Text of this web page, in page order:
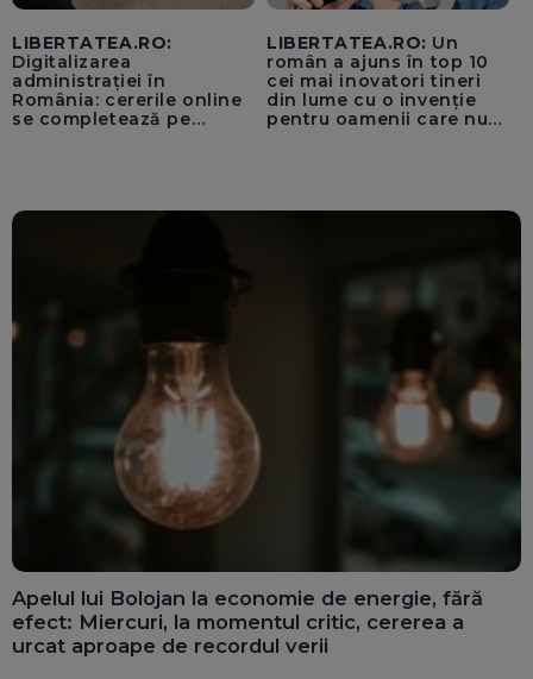
LIBERTATEA.RO:
Digitalizarea
administrației în
România: cererile online
se completează pe
LIBERTATEA.RO: Un
român a ajuns în top 10
cei mai inovatori tineri
din lume cu o invenție
pentru oamenii care nu
Apelul lui Bolojan la economie de energie, fără
efect: Miercuri, la momentul critic, cererea a
urcat aproape de recordul verii